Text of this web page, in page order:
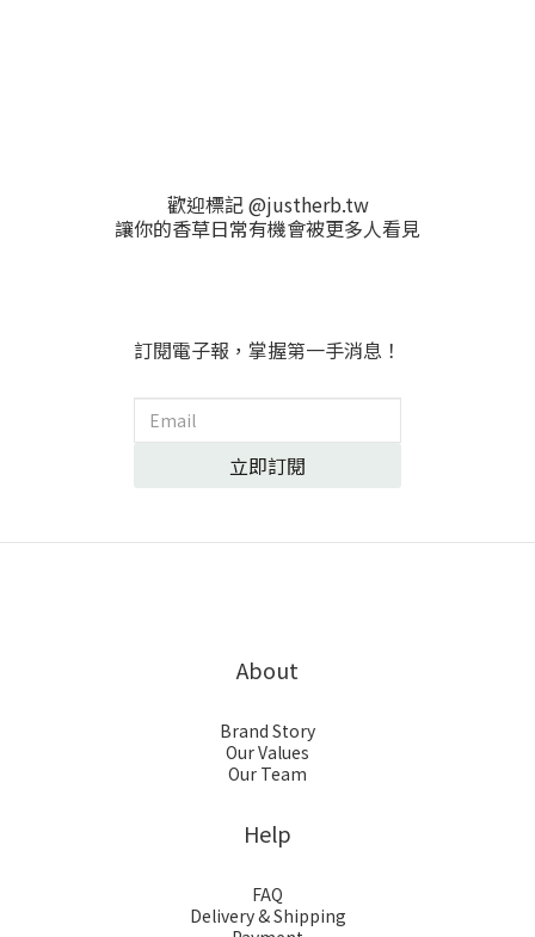
歡迎標記 @justherb.tw
讓你的香草日常有機會被更多人看見
訂閱電子報，掌握第一手消息！
立即訂閱
About
Brand Story
Our Values
Our Team
Help
FAQ
Delivery & Shipping